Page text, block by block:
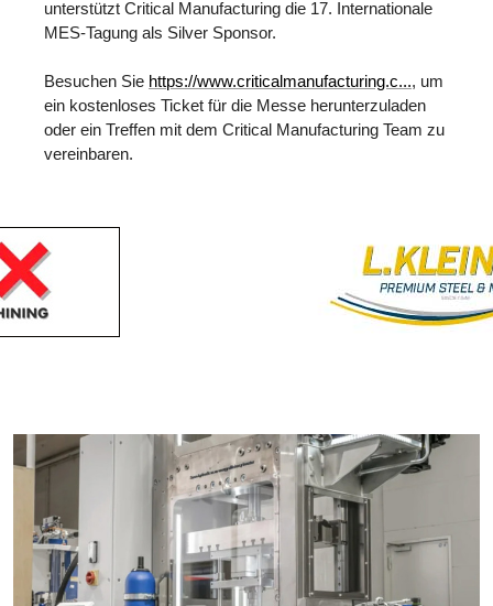
unterstützt Critical Manufacturing die 17. Internationale
MES-Tagung als Silver Sponsor.
Besuchen Sie https://www.criticalmanufacturing.c..., um
ein kostenloses Ticket für die Messe herunterzuladen
oder ein Treffen mit dem Critical Manufacturing Team zu
vereinbaren.